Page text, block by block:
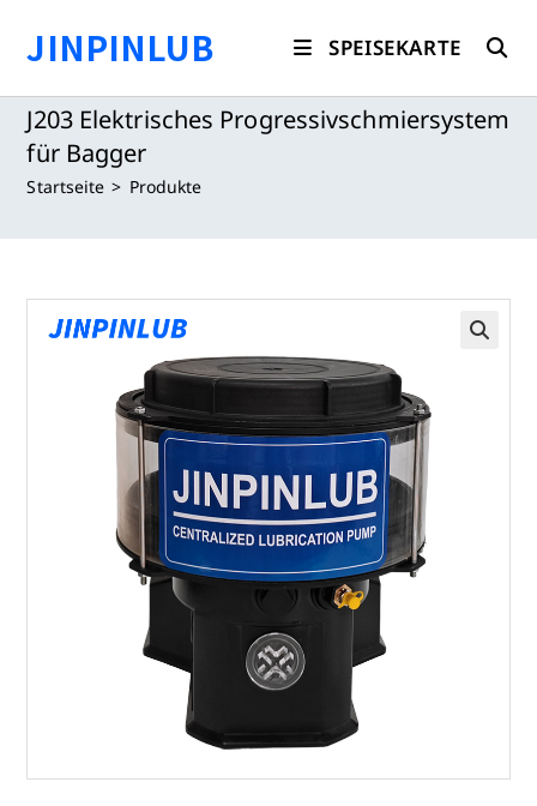
Inhalt
springen
JINPINLUB SPEISEKARTE
J203 Elektrisches Progressivschmiersystem
für Bagger
Startseite > Produkte